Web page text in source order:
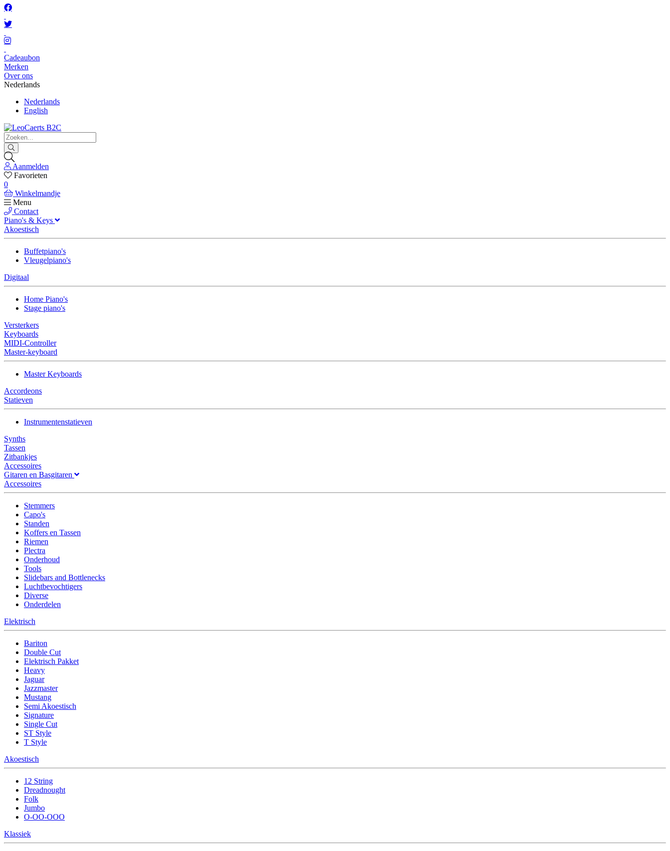
Cadeaubon
Merken
Over ons
Nederlands
Nederlands
English
Aanmelden
Favorieten
0
Winkelmandje
Menu
Contact
Piano's & Keys
Akoestisch
Buffetpiano's
Vleugelpiano's
Digitaal
Home Piano's
Stage piano's
Versterkers
Keyboards
MIDI-Controller
Master-keyboard
Master Keyboards
Accordeons
Statieven
Instrumentenstatieven
Synths
Tassen
Zitbankjes
Accessoires
Gitaren en Basgitaren
Accessoires
Stemmers
Capo's
Standen
Koffers en Tassen
Riemen
Plectra
Onderhoud
Tools
Slidebars and Bottlenecks
Luchtbevochtigers
Diverse
Onderdelen
Elektrisch
Bariton
Double Cut
Elektrisch Pakket
Heavy
Jaguar
Jazzmaster
Mustang
Semi Akoestisch
Signature
Single Cut
ST Style
T Style
Akoestisch
12 String
Dreadnought
Folk
Jumbo
O-OO-OOO
Klassiek